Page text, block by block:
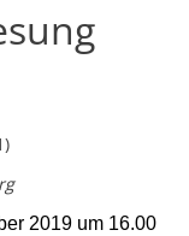
2019 um 16.00